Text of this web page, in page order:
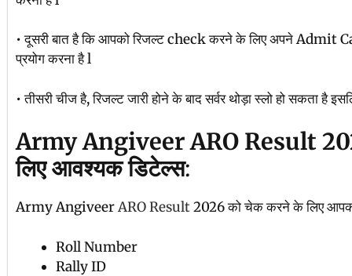
• दूसरी बात है कि आपको रिजल्ट check करने के लिए अपने Admit
प्रयोग करना है l
• तीसरी चीज है, रिजल्ट जारी होने के बाद सर्वर थोड़ा स्लो हो सकता है
Army Angiveer ARO Result
लिए आवश्यक डिटेल्स:
Army AngiveerARO Result2026 को चेक करने के लिए
Roll Number
Rally ID